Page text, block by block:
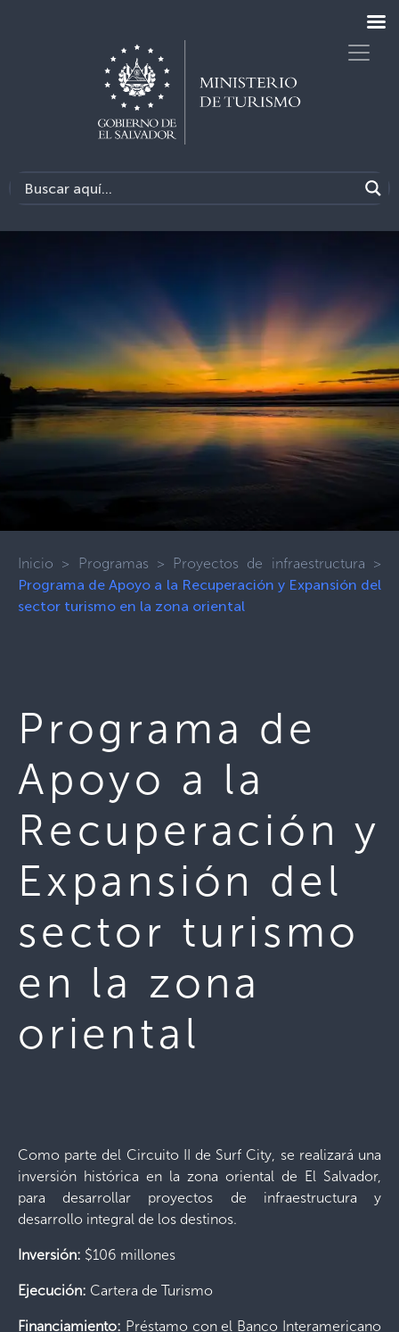
Inicio > Programas > Proyectos de infraestructura >
Programa de Apoyo a la Recuperación y Expansión del
sector turismo en la zona oriental
Programa de
Apoyo a la
Recuperación y
Expansión del
sector turismo
en la zona
oriental
Como parte del Circuito II de Surf City, se realizará una
inversión histórica en la zona oriental de El Salvador,
para desarrollar proyectos de infraestructura y
desarrollo integral de los destinos.
Inversión: $106 millones
Ejecución: Cartera de Turismo
Financiamiento: Préstamo con el Banco Interamericano